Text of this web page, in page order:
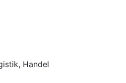
Handel